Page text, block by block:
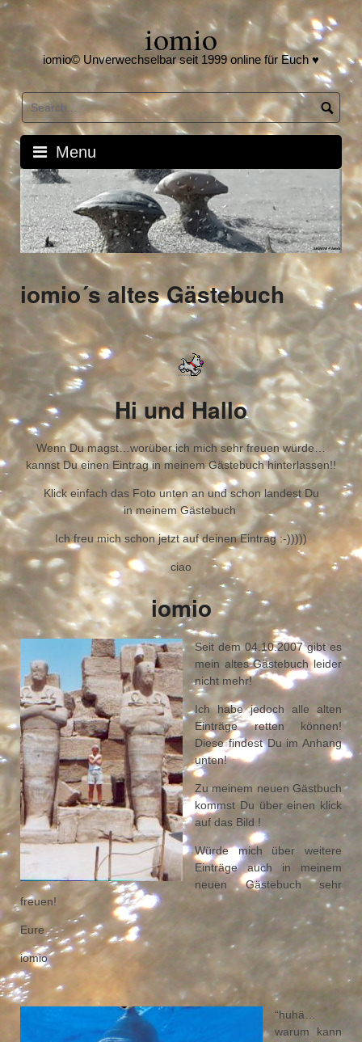
Skip
content
iomio
iomio© Unverwechselbar seit 1999 online für Euch ♥
Menu
iomio´s altes Gästebuch
Hi und Hallo
Wenn Du magst…worüber ich mich sehr freuen würde…
kannst Du einen Eintrag in meinem Gästebuch hinterlassen!!
Klick einfach das Foto unten an und schon landest Du
in meinem Gästebuch
Ich freu mich schon jetzt auf deinen Eintrag :-)))))
ciao
iomio
Seit dem 04.10.2007 gibt es
mein altes Gästebuch leider
nicht mehr!
Ich habe jedoch alle alten
Einträge retten können!
Diese findest Du im Anhang
unten!
Zu meinem neuen Gästbuch
kommst Du über einen klick
auf das Bild !
Würde mich über weitere
Einträge auch in meinem
neuen Gästebuch sehr
freuen!
Eure
iomio
“huhä…
warum kann